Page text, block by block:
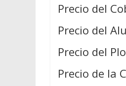
Precio del
Precio del
Precio del
Precio de la